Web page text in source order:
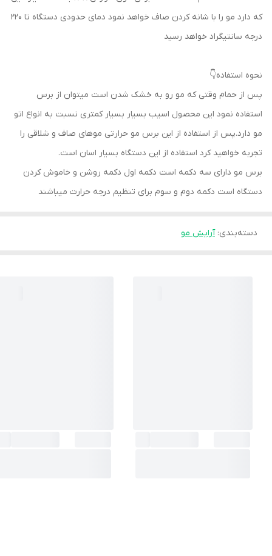
که دارد مو را با شانه کردن صاف خواهد نمود دمای حدودی دستگاه تا 220
درجه سانتیگراد خواهد رسید
نحوه استفاده👇
پس از حمام وقتی که مو رو به خشک شدن است میتوان از برس
استفاده نمود این محصول اسیب بسیار بسیار کمتری نسبت به انواع اتو
مو دارد.پس از استفاده از این برس مو حرارتی موهای صاف و شلاقی را
تجربه خواهید کرد استفاده از این دستگاه بسیار اسان است.
برس مو دارای سه دکمه است دکمه اول دکمه روشن و خاموش کردن
دستگاه است دکمه دوم و سوم برای تنظیم درجه حرارت میباشند
دسته‌بندی:آرایش مو